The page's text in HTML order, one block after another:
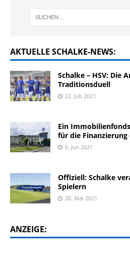
AKTUELLE SCHALKE-NEWS:
Schalke – HSV: Die
Traditionsduell
22. Juli 2021
Ein
für die Finanzierung
6. Juli 2021
Offiziell: Schalke
Spielern
20. Mai 2021
ANZEIGE: